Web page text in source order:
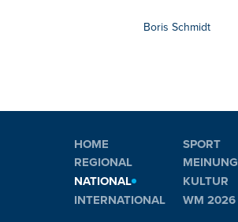
Boris Schmidt
HOME
REGIONAL
NATIONAL
INTERNATIONAL
SPORT
MEINUNG
KULTUR
WM 2026